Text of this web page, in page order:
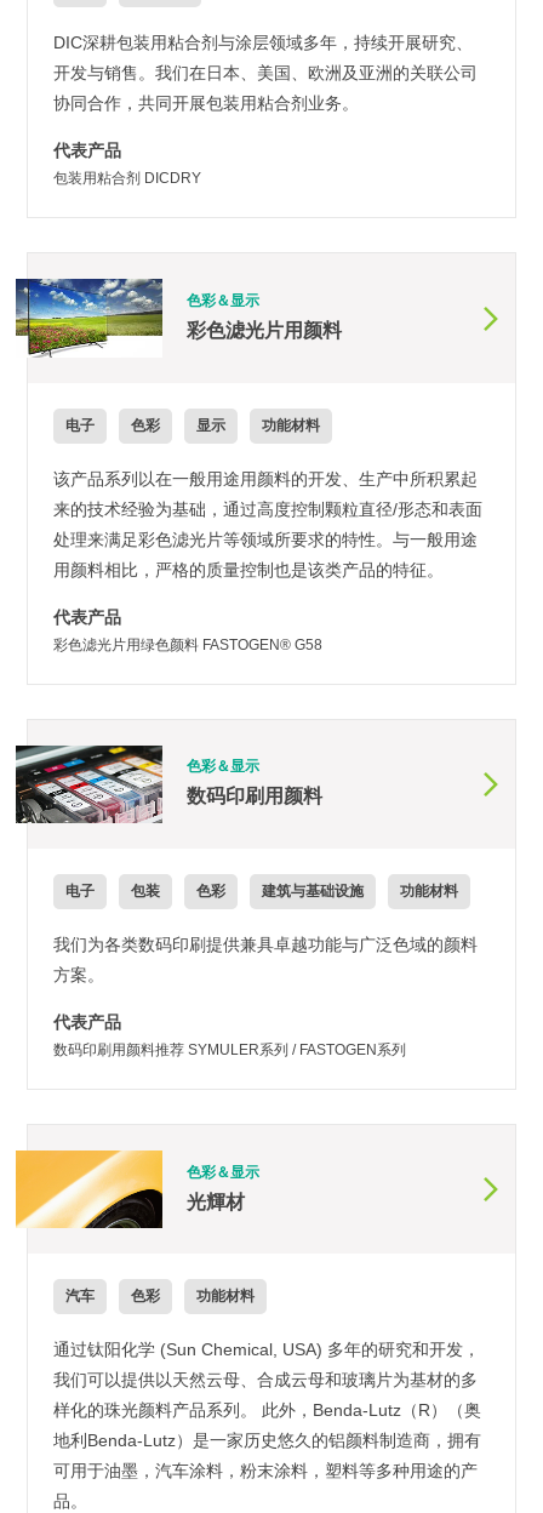
DIC深耕包装用粘合剂与涂层领域多年，持续开展研究、
开发与销售。我们在日本、美国、欧洲及亚洲的关联公司
协同合作，共同开展包装用粘合剂业务。
代表产品
包装用粘合剂 DICDRY
色彩＆显示
彩色滤光片用颜料
电子 色彩 显示 功能材料
该产品系列以在一般用途用颜料的开发、生产中所积累起
来的技术经验为基础，通过高度控制颗粒直径/形态和表面
处理来满足彩色滤光片等领域所要求的特性。与一般用途
用颜料相比，严格的质量控制也是该类产品的特征。
代表产品
彩色滤光片用绿色颜料 FASTOGEN® G58
色彩＆显示
数码印刷用颜料
电子 包装 色彩 建筑与基础设施 功能材料
我们为各类数码印刷提供兼具卓越功能与广泛色域的颜料
方案。
代表产品
数码印刷用颜料推荐 SYMULER系列 / FASTOGEN系列
色彩＆显示
光輝材
汽车 色彩 功能材料
通过钛阳化学 (Sun Chemical, USA) 多年的研究和开发，
我们可以提供以天然云母、合成云母和玻璃片为基材的多
样化的珠光颜料产品系列。 此外，Benda-Lutz（R）（奥
地利Benda-Lutz）是一家历史悠久的铝颜料制造商，拥有
可用于油墨，汽车涂料，粉末涂料，塑料等多种用途的产
品。